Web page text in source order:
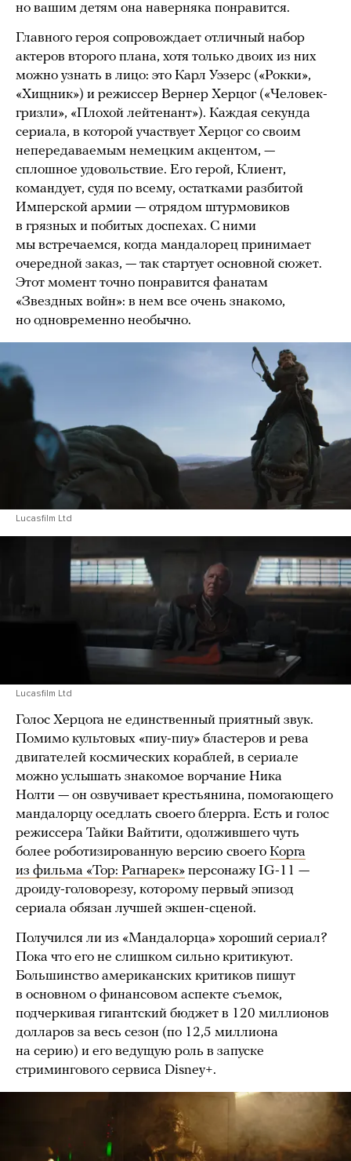
но вашим детям она наверняка понравится.
Главного героя сопровождает отличный набор
актеров второго плана, хотя только двоих из них
можно узнать в лицо: это Карл Уэзерс («Рокки»,
«Хищник») и режиссер Вернер Херцог («Человек-
гризли», «Плохой лейтенант»). Каждая секунда
сериала, в которой участвует Херцог со своим
непередаваемым немецким акцентом, —
сплошное удовольствие. Его герой, Клиент,
командует, судя по всему, остатками разбитой
Имперской армии — отрядом штурмовиков
в грязных и побитых доспехах. С ними
мы встречаемся, когда мандалорец принимает
очередной заказ, — так стартует основной сюжет.
Этот момент точно понравится фанатам
«Звездных войн»: в нем все очень знакомо,
но одновременно необычно.
Lucasfilm Ltd
Lucasfilm Ltd
Голос Херцога не единственный приятный звук.
Помимо культовых «пиу-пиу» бластеров и рева
двигателей космических кораблей, в сериале
можно услышать знакомое ворчание Ника
Нолти — он озвучивает крестьянина, помогающего
мандалорцу оседлать своего блеррга. Есть и голос
режиссера Тайки Вайтити, одолжившего чуть
более роботизированную версию своего Корга
из фильма «Тор: Рагнарек» персонажу IG-11 —
дроиду-головорезу, которому первый эпизод
сериала обязан лучшей экшен-сценой.
Получился ли из «Мандалорца» хороший сериал?
Пока что его не слишком сильно критикуют.
Большинство американских критиков пишут
в основном о финансовом аспекте съемок,
подчеркивая гигантский бюджет в 120 миллионов
долларов за весь сезон (по 12,5 миллиона
на серию) и его ведущую роль в запуске
стримингового сервиса Disney+.